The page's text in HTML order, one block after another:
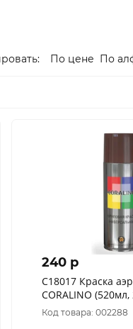
По цене По
240 p
C18017 Краска
CORALINO (520мл,
Шоколадно-
Код товара: 002288